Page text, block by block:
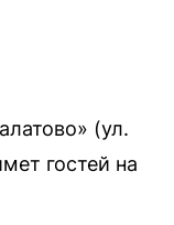
(ул.
гостей на